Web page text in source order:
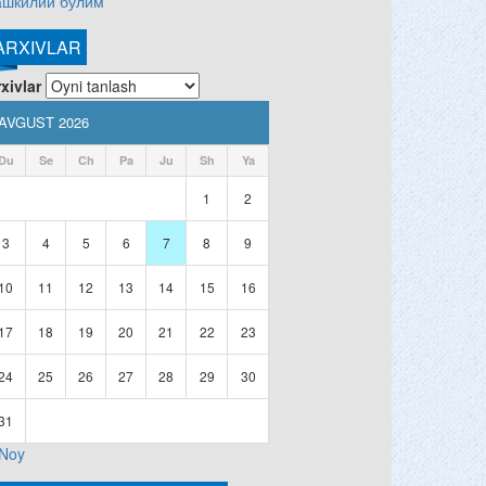
2026
Du Se Ch Pa Ju Sh Ya
1 2
3 4 5 6 7 8 9
10 11 12 13 14 15 16
17 18 19 20 21 22 23
25 26 27 28 29 30